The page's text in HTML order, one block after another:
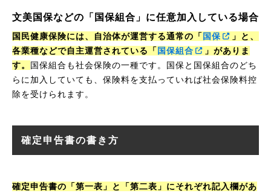
文美国保などの「国保組合」に任意加入している場合
国民健康保険には、自治体が運営する通常の「 国保
」と、
各業種などで自主運営されている「 国保組合
」がありま
す。 国保組合も社会保険の一種です。国保と国保組合のどち
らに加入していても、保険料を支払っていれば社会保険料控
除を受けられます。
確定申告書の書き方
確定申告書の「第一表」と「第二表」にそれぞれ記入欄があ